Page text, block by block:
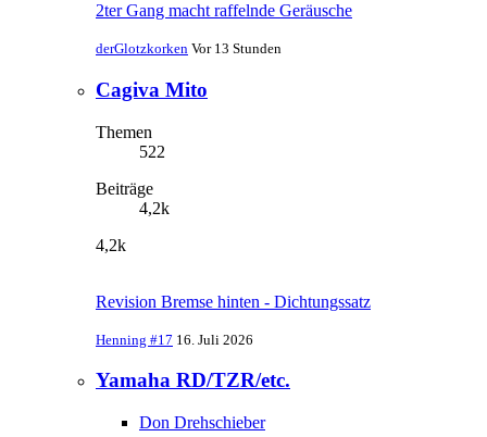
2ter Gang macht raffelnde Geräusche
derGlotzkorken Vor 13 Stunden
Cagiva Mito
Themen
522
Beiträge
4,2k
4,2k
Revision Bremse hinten - Dichtungssatz
Henning #17 16. Juli 2026
Yamaha RD/TZR/etc.
Don Drehschieber